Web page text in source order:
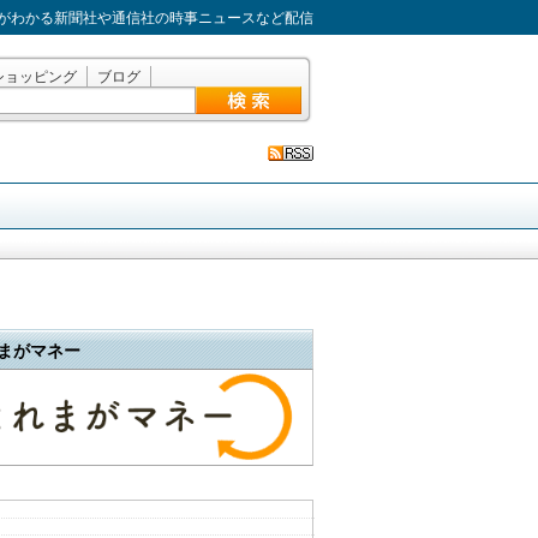
わかる新聞社や通信社の時事ニュースなど配信
ョッピング ブログ
がマネー